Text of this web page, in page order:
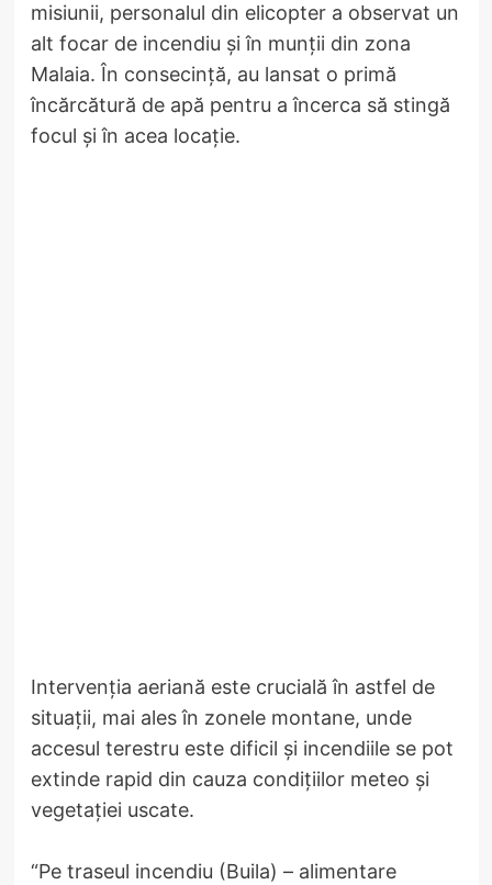
misiunii, personalul din elicopter a observat un
alt focar de incendiu și în munții din zona
Malaia. În consecință, au lansat o primă
încărcătură de apă pentru a încerca să stingă
focul și în acea locație.
Intervenția aeriană este crucială în astfel de
situații, mai ales în zonele montane, unde
accesul terestru este dificil și incendiile se pot
extinde rapid din cauza condițiilor meteo și
vegetației uscate.
“Pe traseul incendiu (Buila) – alimentare